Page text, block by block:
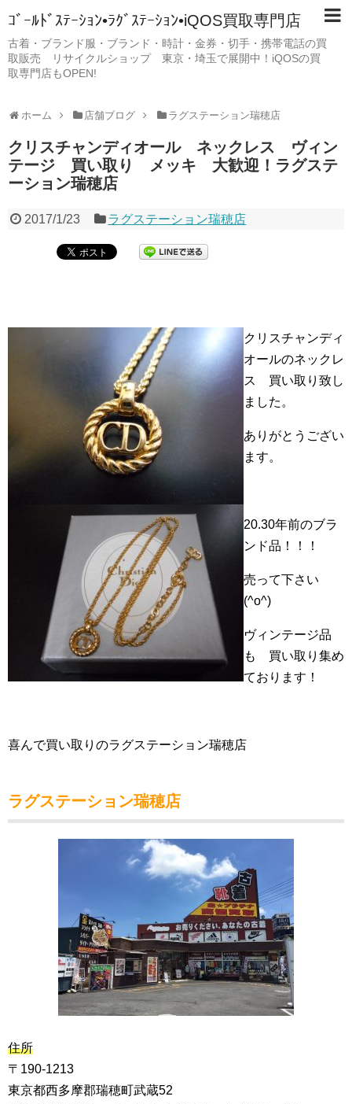
ｺﾞｰﾙﾄﾞｽﾃｰｼｮﾝ•ﾗｸﾞｽﾃｰｼｮﾝ•iQOS買取専門店
古着・ブランド服・ブランド・時計・金券・切手・携帯電話の買
取販売 リサイクルショップ 東京・埼玉で展開中！iQOSの買
取専門店もOPEN!
ホーム 店舗ブログ ラグステーション瑞穂店
クリスチャンディオール ネックレス ヴィン
テージ 買い取り メッキ 大歓迎！ラグステ
ーション瑞穂店
2017/1/23 ラグステーション瑞穂店
クリスチャンディ
オールのネックレ
ス 買い取り致し
ました。
ありがとうござい
ます。
20.30年前のブラ
ンド品！！！
売って下さい
(^o^)
ヴィンテージ品
も 買い取り集め
ております！
喜んで買い取りのラグステーション瑞穂店
ラグステーション瑞穂店
住所
〒190-1213
東京都西多摩郡瑞穂町武蔵52